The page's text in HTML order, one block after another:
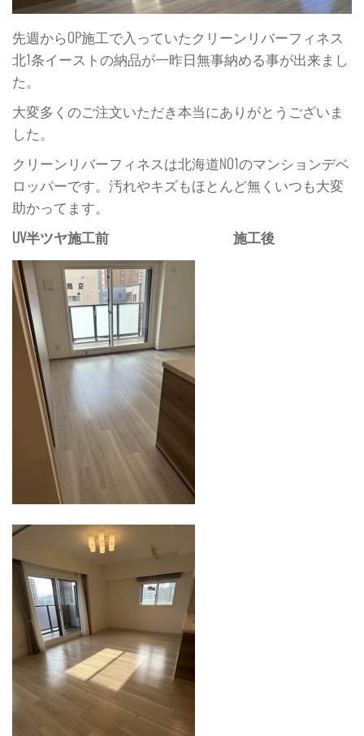
先週からOP施工で入っていたクリーンリバーフィネス
北1条イーストの納品が一昨日無事納める事が出来まし
た。
大変多くのご注文いただき本当にありがとうございま
した。
クリーンリバーフィネスは北海道NO1のマンションデベ
ロッパーです。汚れやキズもほとんど無くいつも大変
助かってます。
UV半ツヤ施工前 施工後